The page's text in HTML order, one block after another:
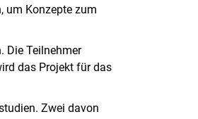
um Konzepte zum
Die Teilnehmer
das Projekt für das
Zwei davon